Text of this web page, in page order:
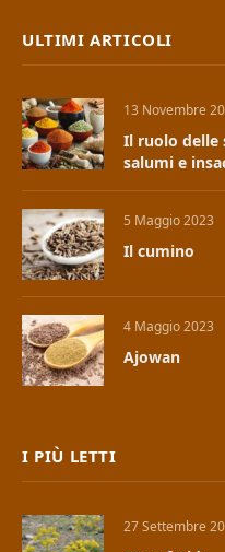
ULTIMI ARTICOLI
13 Novembre
Il ruolo delle
salumi e
5 Maggio 2023
Il cumino
4 Maggio 2023
Ajowan
I PIÙ LETTI
27 Settembre